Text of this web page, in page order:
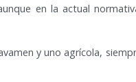
en la actual
y uno agrícola,